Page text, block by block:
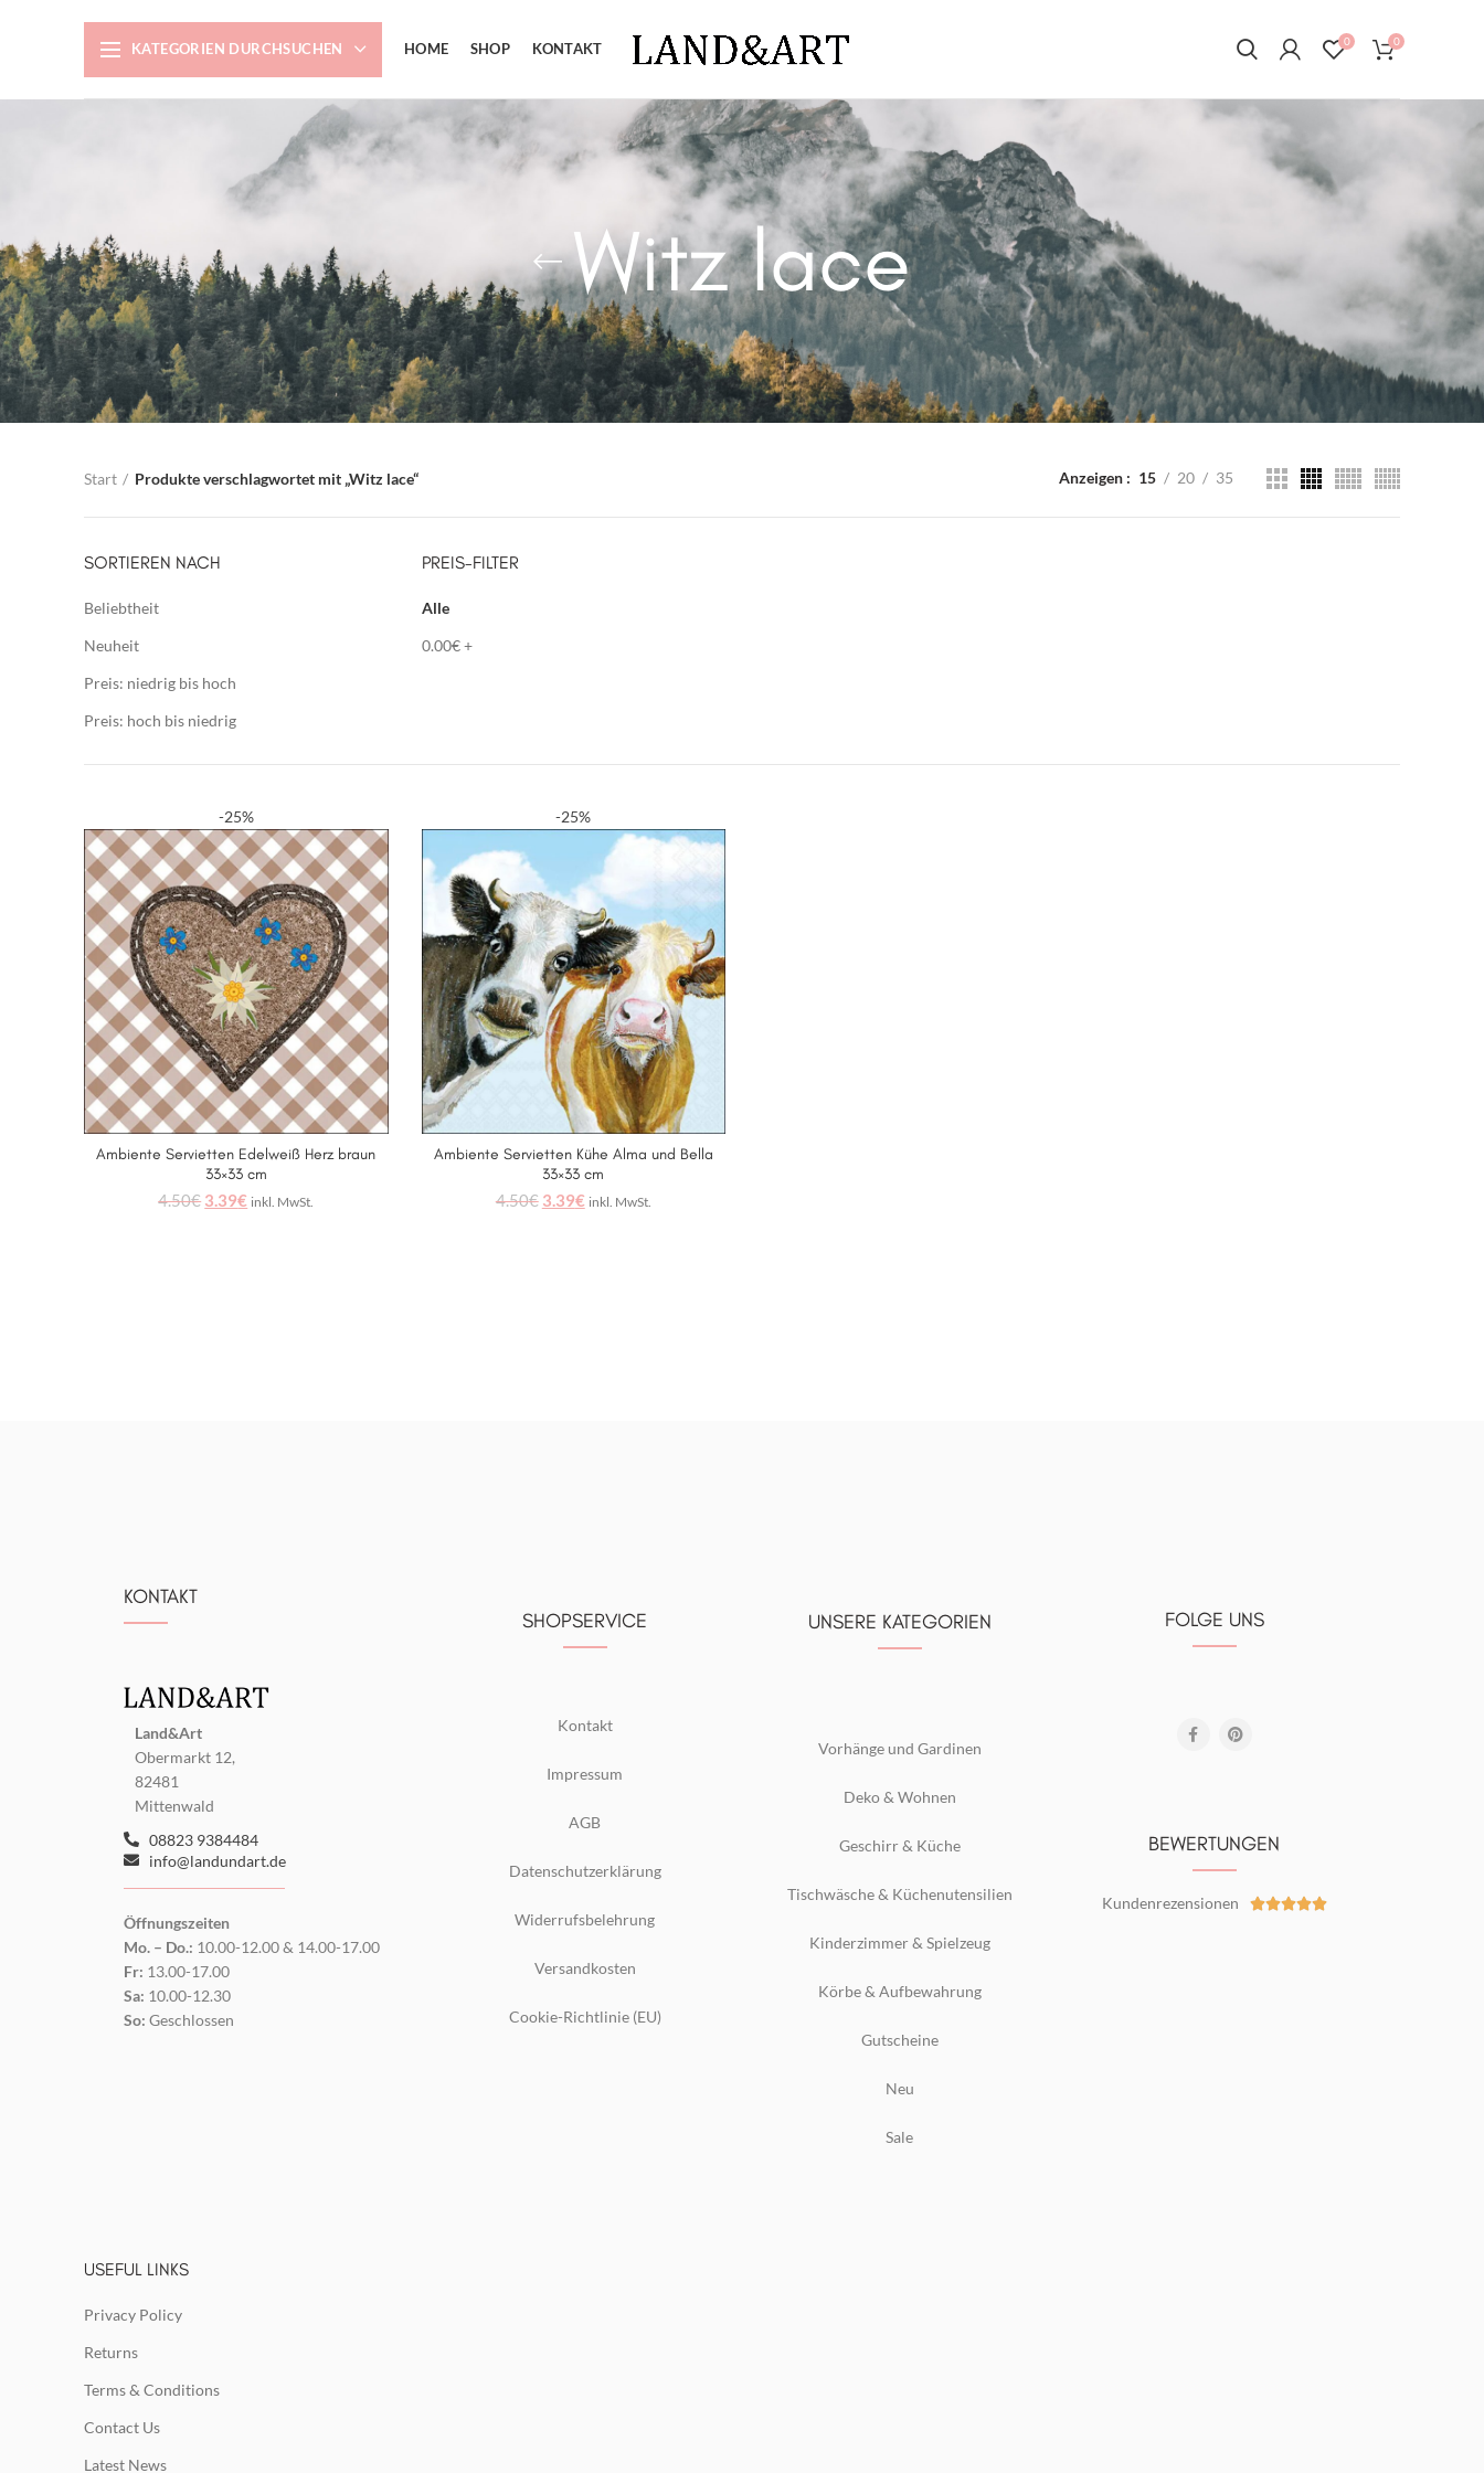
KATEGORIEN DURCHSUCHEN HOME SHOP KONTAKT 0 0
Witz lace
Start Produkte verschlagwortet mit „Witz lace“ Anzeigen 15 20 35
SORTIEREN NACH
Beliebtheit
Neuheit
Preis: niedrig bis hoch
Preis: hoch bis niedrig
PREIS-FILTER
Alle
0.00€+
-25%
IN DEN WARENKORB
Ambiente Servietten Edelweiß Herz braun
33×33 cm
4.50€ 3.39€ inkl. MwSt.
-25%
IN DEN WARENKORB
Ambiente Servietten Kühe Alma und Bella
33×33 cm
4.50€ 3.39€ inkl. MwSt.
KONTAKT
Land&Art
Obermarkt 12,
82481
Mittenwald
08823 9384484
info@landundart.de
Öffnungszeiten
Mo. – Do.: 10.00-12.00 & 14.00-17.00
Fr: 13.00-17.00
Sa: 10.00-12.30
So: Geschlossen
SHOPSERVICE
Kontakt
Impressum
AGB
Datenschutzerklärung
Widerrufsbelehrung
Versandkosten
Cookie-Richtlinie (EU)
UNSERE KATEGORIEN
Vorhänge und Gardinen
Deko & Wohnen
Geschirr & Küche
Tischwäsche & Küchenutensilien
Kinderzimmer & Spielzeug
Körbe & Aufbewahrung
Gutscheine
Neu
Sale
FOLGE UNS
BEWERTUNGEN
Kundenrezensionen 
USEFUL LINKS
Privacy Policy
Returns
Terms & Conditions
Contact Us
Latest News